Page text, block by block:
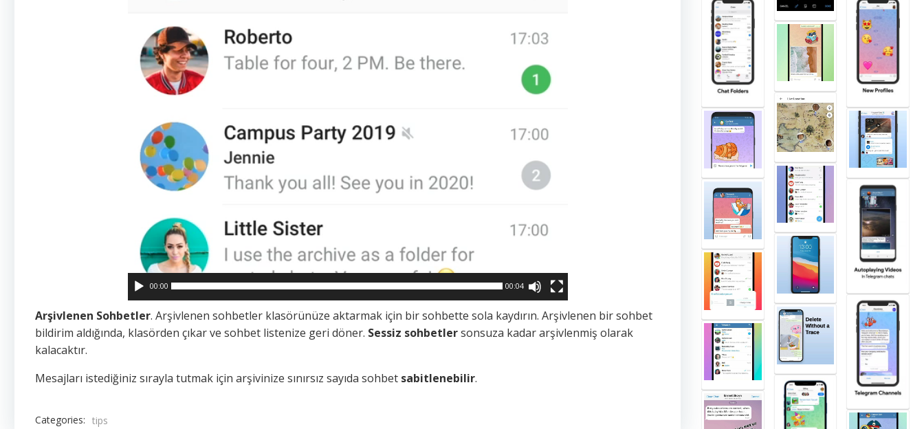
00:00 00:04
Arşivlenen Sohbetler. Arşivlenen sohbetler klasörünüze aktarmak için bir sohbette sola kaydırın. Arşivlenen bir sohbet
bildirim aldığında, klasörden çıkar ve sohbet listenize geri döner. Sessiz sohbetlersonsuza kadar arşivlenmiş olarak
kalacaktır.
Mesajları istediğiniz sırayla tutmak için arşivinize sınırsız sayıda sohbet sabitlenebilir.
Categories: tips